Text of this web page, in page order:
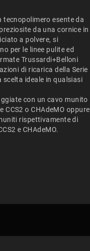
tecnopolimero esente da
da una cornice in
a polvere, si
per le linee pulite ed
Trussardi+Belloni
di ricarica della Serie
scelta ideale in qualsiasi
con un cavo munito
CCS2 o CHAdeMO oppure
rispettivamente di
e CHAdeMO.